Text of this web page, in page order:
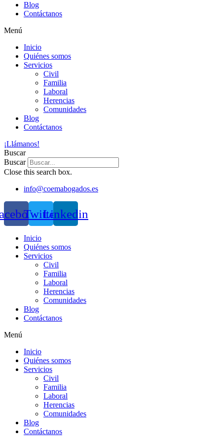
Blog
Contáctanos
Menú
Inicio
Quiénes somos
Servicios
Civil
Familia
Laboral
Herencias
Comunidades
Blog
Contáctanos
¡Llámanos!
Buscar
Buscar
Close this search box.
info@coemabogados.es
TwitterLinkedin
Inicio
Quiénes somos
Servicios
Civil
Familia
Laboral
Herencias
Comunidades
Blog
Contáctanos
Menú
Inicio
Quiénes somos
Servicios
Civil
Familia
Laboral
Herencias
Comunidades
Blog
Contáctanos